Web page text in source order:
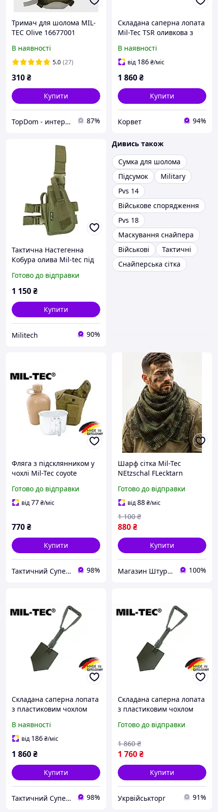
Тримач для шолома MIL-
TEC Olive 16677001
В наявності
5.0 (27)
310₴
Купити
TopDom - интернет магазин топовых товаров для дома и офиса 87%
Складана саперна лопата
Mil-Tec TSR оливкова з
В наявності
від 186₴/міс
1 860₴
Купити
Корвет 94%
Тактична Настегенна
Кобура олива Mil-tec під
для військових
Готово до відправки
1 150₴
Купити
Militech 90%
Дивись також
Сумка для шолома
Підсумок
Military
Pvs 14
Військове спорядження
Pvs 18
Маскування снайпера
Військові
Тактичні
Снайперська сітка
Фляга з підсклянником у
чохлі Mil-Tec coyote
Готово до відправки
від77₴/міс
770₴
Купити
Тактичний Супермаркет 98%
Шарф сітка Mil-Tec
NEtzschal FLecktarn
Готово до відправки
від88₴/міс
880₴
1 100 ₴
Купити
Магазин Штурман 100%
Складана саперна лопата
з пластиковим чохлом
В наявності
від 186₴/міс
1 860₴
Купити
Тактичний Супермаркет 98%
Складана саперна лопата
з пластиковим чохлом
Готово до відправки
1 760₴
1 860 ₴
Купити
Укрвійськторг 91%